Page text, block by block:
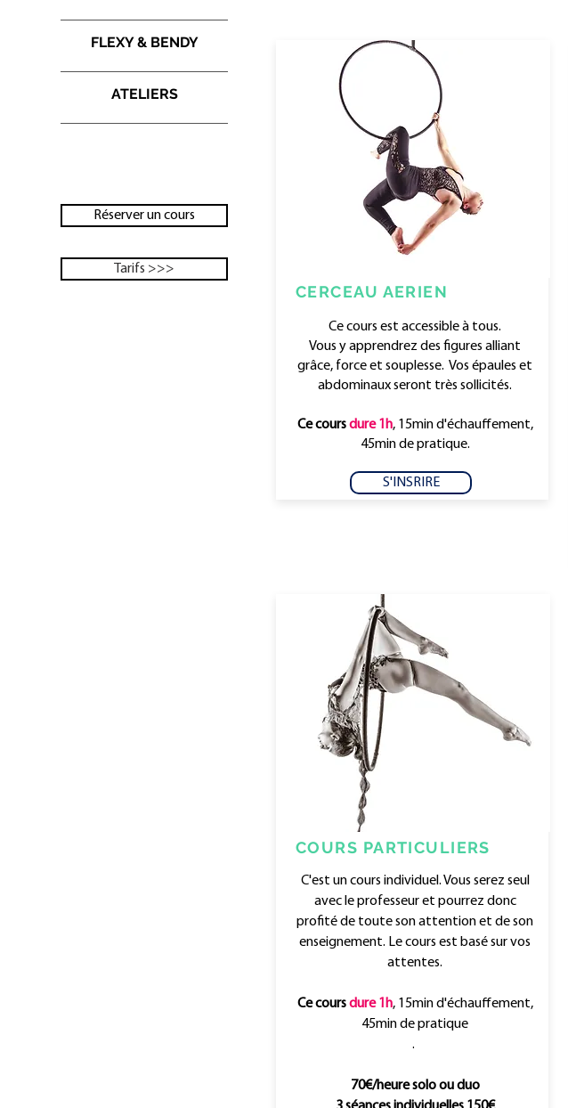
FLEXY & BENDY
ATELIERS
Réserver un cours
Tarifs >>>
CERCEAU AERIEN
Ce cours est accessible à tous.
Vous y apprendrez des figures alliant
grâce, force et souplesse. Vos épaules et
abdominaux seront très sollicités.
Ce cours dure 1h, 15min d'échauffement,
45min de pratique.
S'INSRIRE
COURS PARTICULIERS
C'est un cours individuel. Vous serez seul
avec le professeur et pourrez donc
profité de toute son attention et de son
enseignement. Le cours est basé sur vos
attentes.
Ce coursdure 1h, 15min d'échauffement,
45min de pratique
.
70€/heure solo ou duo